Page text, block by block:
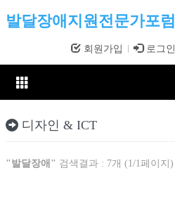
발달장애지원전문가포럼
회원가입 로그인
디자인 & ICT
"발달장애" 검색결과 : 7개 (1/1페이지)